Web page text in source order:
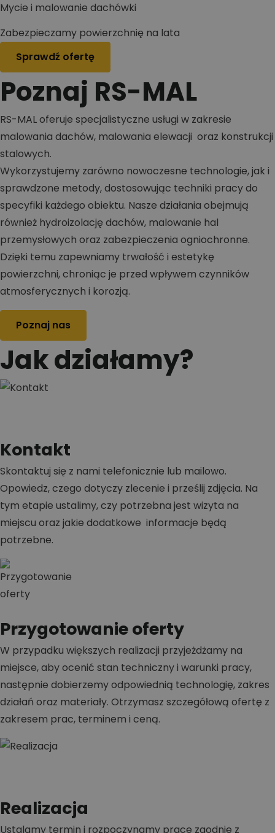
Mycie i malowanie dachówki
Zabezpieczamy powierzchnię na lata
Sprawdź ofertę
Poznaj RS-MAL
RS-MAL oferuje specjalistyczne usługi w zakresie
malowania dachów, malowania elewacji oraz konstrukcji
stalowych.
Wykorzystujemy zarówno nowoczesne technologie, jak i
sprawdzone metody, dostosowując techniki pracy do
specyfiki każdego obiektu. Nasze działania obejmują
również hydroizolację dachów, malowanie hal
przemysłowych oraz zabezpieczenia ogniochronne.
Dzięki temu zapewniamy trwałość i estetykę
powierzchni, chroniąc je przed wpływem czynników
atmosferycznych i korozją.
Poznaj nas
Jak działamy?
Kontakt
Skontaktuj się z nami telefonicznie lub mailowo.
Opowiedz, czego dotyczy zlecenie i prześlij zdjęcia. Na
tym etapie ustalimy, czy potrzebna jest wizyta na
miejscu oraz jakie dodatkowe informacje będą
potrzebne.
Przygotowanie oferty
W przypadku większych realizacji przyjeżdżamy na
miejsce, aby ocenić stan techniczny i warunki pracy,
następnie dobierzemy odpowiednią technologię, zakres
działań oraz materiały. Otrzymasz szczegółową ofertę z
zakresem prac, terminem i ceną.
Realizacja
Ustalamy termin i rozpoczynamy prace zgodnie z